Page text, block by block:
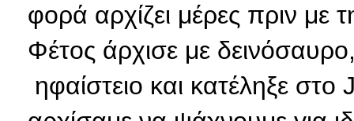
φορά αρχίζει μέρες πριν με
Φέτος άρχισε με
ηφαίστειο και κατέληξε